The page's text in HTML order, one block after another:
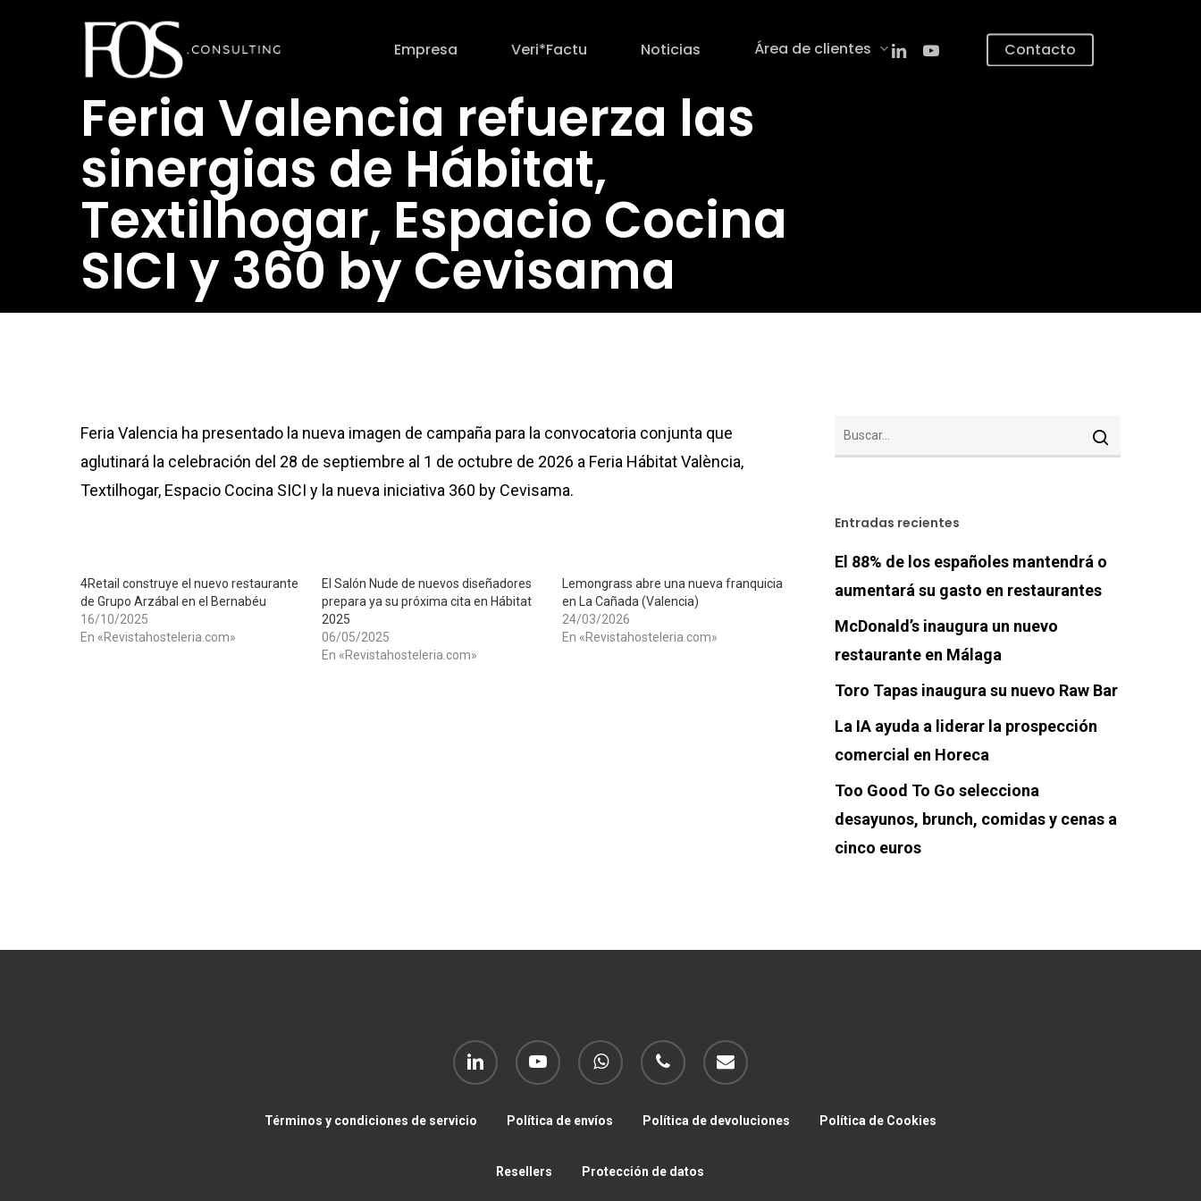
Empresa Veri*Factu Noticias Área de clientes linkedinyoutube Contacto
Feria Valencia refuerza las
sinergias de Hábitat,
Textilhogar, Espacio Cocina
SICI y 360 by Cevisama
Revistahosteleria.com
Feria Valencia ha presentado la nueva imagen de campaña para la convocatoria conjunta que
aglutinará la celebración del 28 de septiembre al 1 de octubre de 2026 a Feria Hábitat València,
Textilhogar, Espacio Cocina SICI y la nueva iniciativa 360 by Cevisama.
4Retail construye el nuevo restaurante
de Grupo Arzábal en el Bernabéu
16/10/2025
En «Revistahosteleria.com»
El Salón Nude de nuevos diseñadores
prepara ya su próxima cita en Hábitat
2025
06/05/2025
En «Revistahosteleria.com»
Lemongrass abre una nueva franquicia
en La Cañada (Valencia)
24/03/2026
En «Revistahosteleria.com»
Entradas recientes
El 88% de los españoles mantendrá o
aumentará su gasto en restaurantes
McDonald’s inaugura un nuevo
restaurante en Málaga
Toro Tapas inaugura su nuevo Raw Bar
La IA ayuda a liderar la prospección
comercial en Horeca
Too Good To Go selecciona
desayunos, brunch, comidas y cenas a
cinco euros
linkedin youtube whatsapp phone email
Términos y condiciones de servicio Política de envíos Política de devoluciones Política de Cookies
Resellers Protección de datos